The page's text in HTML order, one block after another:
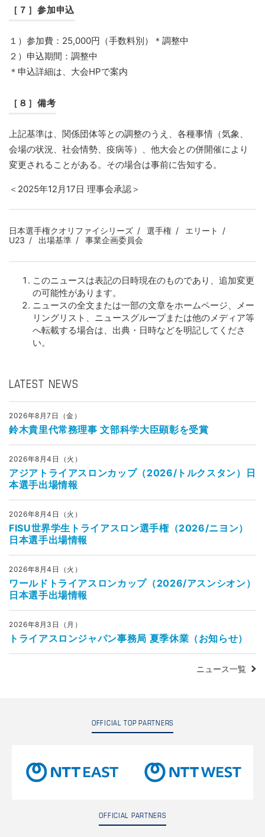
［７］参加申込
１）参加費：25,000円（手数料別）＊調整中
２）申込期間：調整中
＊申込詳細は、大会HPで案内
［８］備考
上記基準は、関係団体等との調整のうえ、各種事情（気象、
会場の状況、社会情勢、疫病等）、他大会との併開催により
変更されることがある。その場合は事前に告知する。
＜2025年12月17日 理事会承認＞
日本選手権クオリファイシリーズ 選手権
エリート
U23
出場基準 事業企画委員会
このニュースは表記の日時現在のものであり、追加変更
の可能性があります。
ニュースの全文または一部の文章をホームページ、メー
リングリスト、ニュースグループまたは他のメディア等
へ転載する場合は、出典・日時などを明記してくださ
い。
LATEST NEWS
2026年8月7日（金）
鈴木貴里代常務理事 文部科学大臣顕彰を受賞
2026年8月4日（火）
アジアトライアスロンカップ（2026/トルクスタン）日
本選手出場情報
2026年8月4日（火）
FISU世界学生トライアスロン選手権（2026/ニヨン）
日本選手出場情報
2026年8月4日（火）
ワールドトライアスロンカップ（2026/アスンシオン）
日本選手出場情報
2026年8月3日（月）
トライアスロンジャパン事務局 夏季休業（お知らせ）
ニュース一覧
OFFICIAL TOP PARTNERS
OFFICIAL PARTNERS